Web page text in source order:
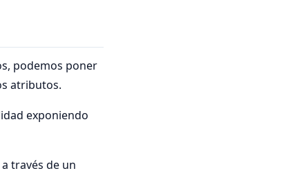
podemos poner
atributos.
exponiendo
través de un